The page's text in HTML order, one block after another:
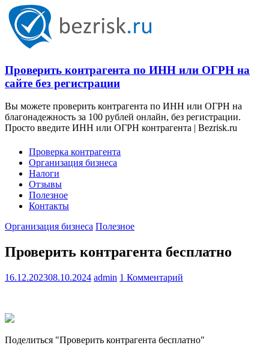
Проверить контрагента по ИНН или ОГРН на
сайте без регистрации
Вы можете проверить контрагента по ИНН или ОГРН на
благонадежность за 100 рублей онлайн, без регистрации.
Просто введите ИНН или ОГРН контрагента | Bezrisk.ru
Проверка контрагента
Организация бизнеса
Налоги
Отзывы
Полезное
Контакты
Организация бизнеса Полезное
Проверить контрагента бесплатно
16.12.202308.10.2024 admin 1 Комментарий
Поделиться "Проверить контрагента бесплатно"